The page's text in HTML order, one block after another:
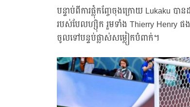
បន្ទាប់ពីការផ្លុំកញ្ចែចុងក្រោយ Lukaku
របស់បែលហ្ស៊ិក រួមទាំង Thierry Henry ផង
ចូលទៅបន្ទប់ផ្លាស់សម្លៀកបំពាក់។